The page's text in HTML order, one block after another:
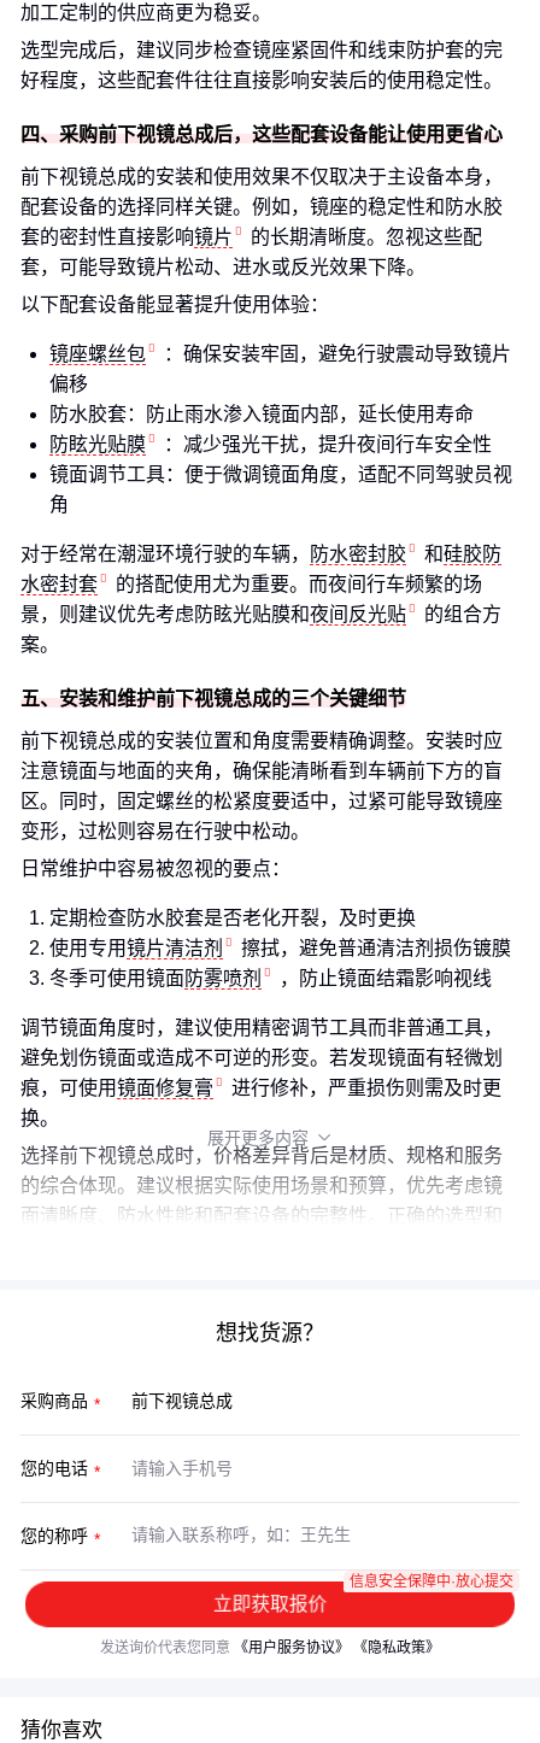
加工定制的供应商更为稳妥。
选型完成后，建议同步检查镜座紧固件和线束防护套的完
好程度，这些配套件往往直接影响安装后的使用稳定性。
四、采购前下视镜总成后，这些配套设备能让使用更省心
前下视镜总成的安装和使用效果不仅取决于主设备本身，
配套设备的选择同样关键。例如，镜座的稳定性和防水胶
套的密封性直接影响镜片
的长期清晰度。忽视这些配
套，可能导致镜片松动、进水或反光效果下降。
以下配套设备能显著提升使用体验：
镜座螺丝包
：确保安装牢固，避免行驶震动导致镜片
偏移
防水胶套：防止雨水渗入镜面内部，延长使用寿命
防眩光贴膜
：减少强光干扰，提升夜间行车安全性
镜面调节工具：便于微调镜面角度，适配不同驾驶员视
角
对于经常在潮湿环境行驶的车辆， 防水密封胶 和硅胶防
水密封套
的搭配使用尤为重要。而夜间行车频繁的场
景，则建议优先考虑防眩光贴膜和夜间反光贴
的组合方
案。
五、安装和维护前下视镜总成的三个关键细节
前下视镜总成的安装位置和角度需要精确调整。安装时应
注意镜面与地面的夹角，确保能清晰看到车辆前下方的盲
区。同时，固定螺丝的松紧度要适中，过紧可能导致镜座
变形，过松则容易在行驶中松动。
日常维护中容易被忽视的要点：
定期检查防水胶套是否老化开裂，及时更换
使用专用镜片清洁剂
擦拭，避免普通清洁剂损伤镀膜
冬季可使用镜面 防雾喷剂 ，防止镜面结霜影响视线
调节镜面角度时，建议使用精密调节工具而非普通工具，
避免划伤镜面或造成不可逆的形变。若发现镜面有轻微划
痕，可使用镜面修复膏
进行修补，严重损伤则需及时更
换。
选择前下视镜总成时，价格差异背后是材质、规格和服务
的综合体现。建议根据实际使用场景和预算，优先考虑镜
面清晰度、防水性能和配套设备的完整性。正确的选型和
展开更多内容 
想找货源？
采购商品
您的电话
您的称呼
立即获取报价
信息安全保障中·放心提交
发送询价代表您同意 《用户服务协议》 《隐私政策》
猜你喜欢